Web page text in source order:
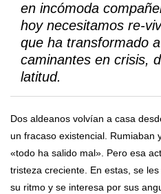
en incómoda
hoy necesitamos re-
que ha transformado
caminantes en crisis,
latitud.
Dos aldeanos volvían a casa
un fracaso existencial. Rumiaban
«todo ha salido mal». Pero esa
tristeza creciente. En estas, se
su ritmo y se interesa por sus